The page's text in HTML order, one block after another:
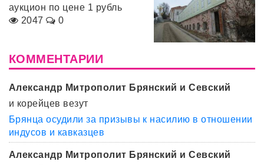
аукцион по цене 1 рубль
2047
0
КОММЕНТАРИИ
Александр Митрополит Брянский и Севский
и корейцев везут
Брянца осудили за призывы к насилию в отношении
индусов и кавказцев
Александр Митрополит Брянский и Севский